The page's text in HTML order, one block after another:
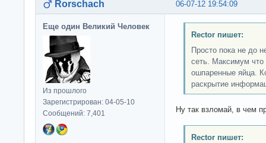
06-07-12 19:54:09
Rorschach
Еще один Великий Человек
Из прошлого
Зарегистрирован: 04-05-10
Сообщений: 7,401
Rector пишет:
Просто пока не до
сеть. Максимум что
ошпаренные яйца.
раскрытие
Ну так взломай, в чем
Rector пишет: